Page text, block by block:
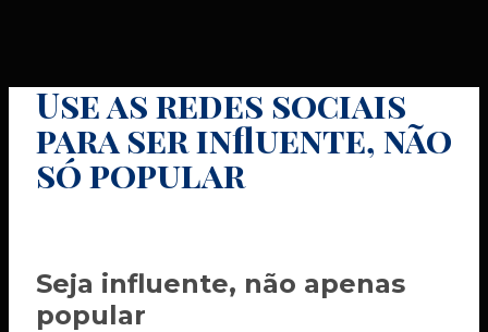
Use as redes sociais
para ser influente, não
só popular
Seja influente, não apenas
popular